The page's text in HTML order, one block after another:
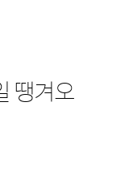
땡겨오